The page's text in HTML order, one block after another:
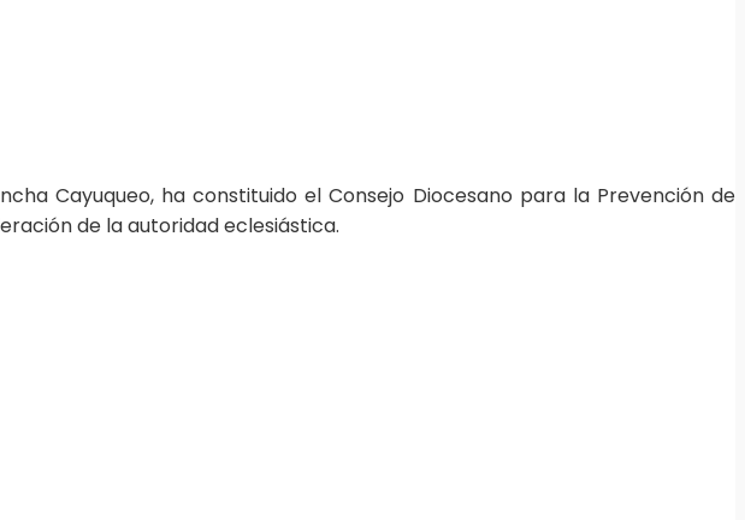
Cayuqueo, ha constituido el Consejo Diocesano para la Prevención de
de la autoridad eclesiástica.